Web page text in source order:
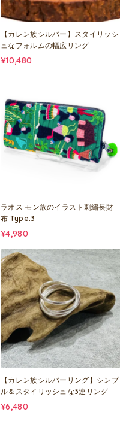
【カレン族シルバー】スタイリッシ
ュなフォルムの幅広リング
¥10,480
ラオス モン族のイラスト刺繍長財
布 Type.3
¥4,980
【カレン族シルバーリング】シンプ
ル＆スタイリッシュな3連リング
¥6,480